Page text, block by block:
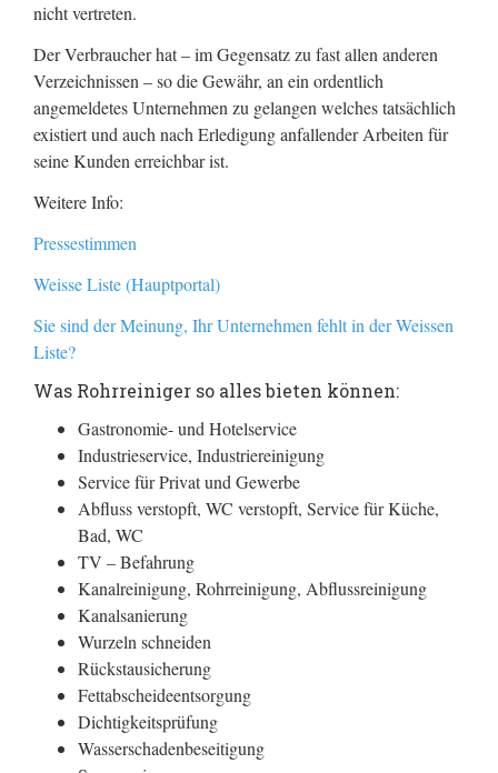
nicht vertreten.
Der Verbraucher hat – im Gegensatz zu fast allen anderen
Verzeichnissen – so die Gewähr, an ein ordentlich
angemeldetes Unternehmen zu gelangen welches tatsächlich
existiert und auch nach Erledigung anfallender Arbeiten für
seine Kunden erreichbar ist.
Weitere Info:
Pressestimmen
Weisse Liste (Hauptportal)
Sie sind der Meinung, Ihr Unternehmen fehlt in der Weissen
Liste?
Was Rohrreiniger so alles bieten können:
Gastronomie- und Hotelservice
Industrieservice, Industriereinigung
Service für Privat und Gewerbe
Abfluss verstopft, WC verstopft, Service für Küche,
Bad, WC
TV – Befahrung
Kanalreinigung, Rohrreinigung, Abflussreinigung
Kanalsanierung
Wurzeln schneiden
Rückstausicherung
Fettabscheideentsorgung
Dichtigkeitsprüfung
Wasserschadenbeseitigung